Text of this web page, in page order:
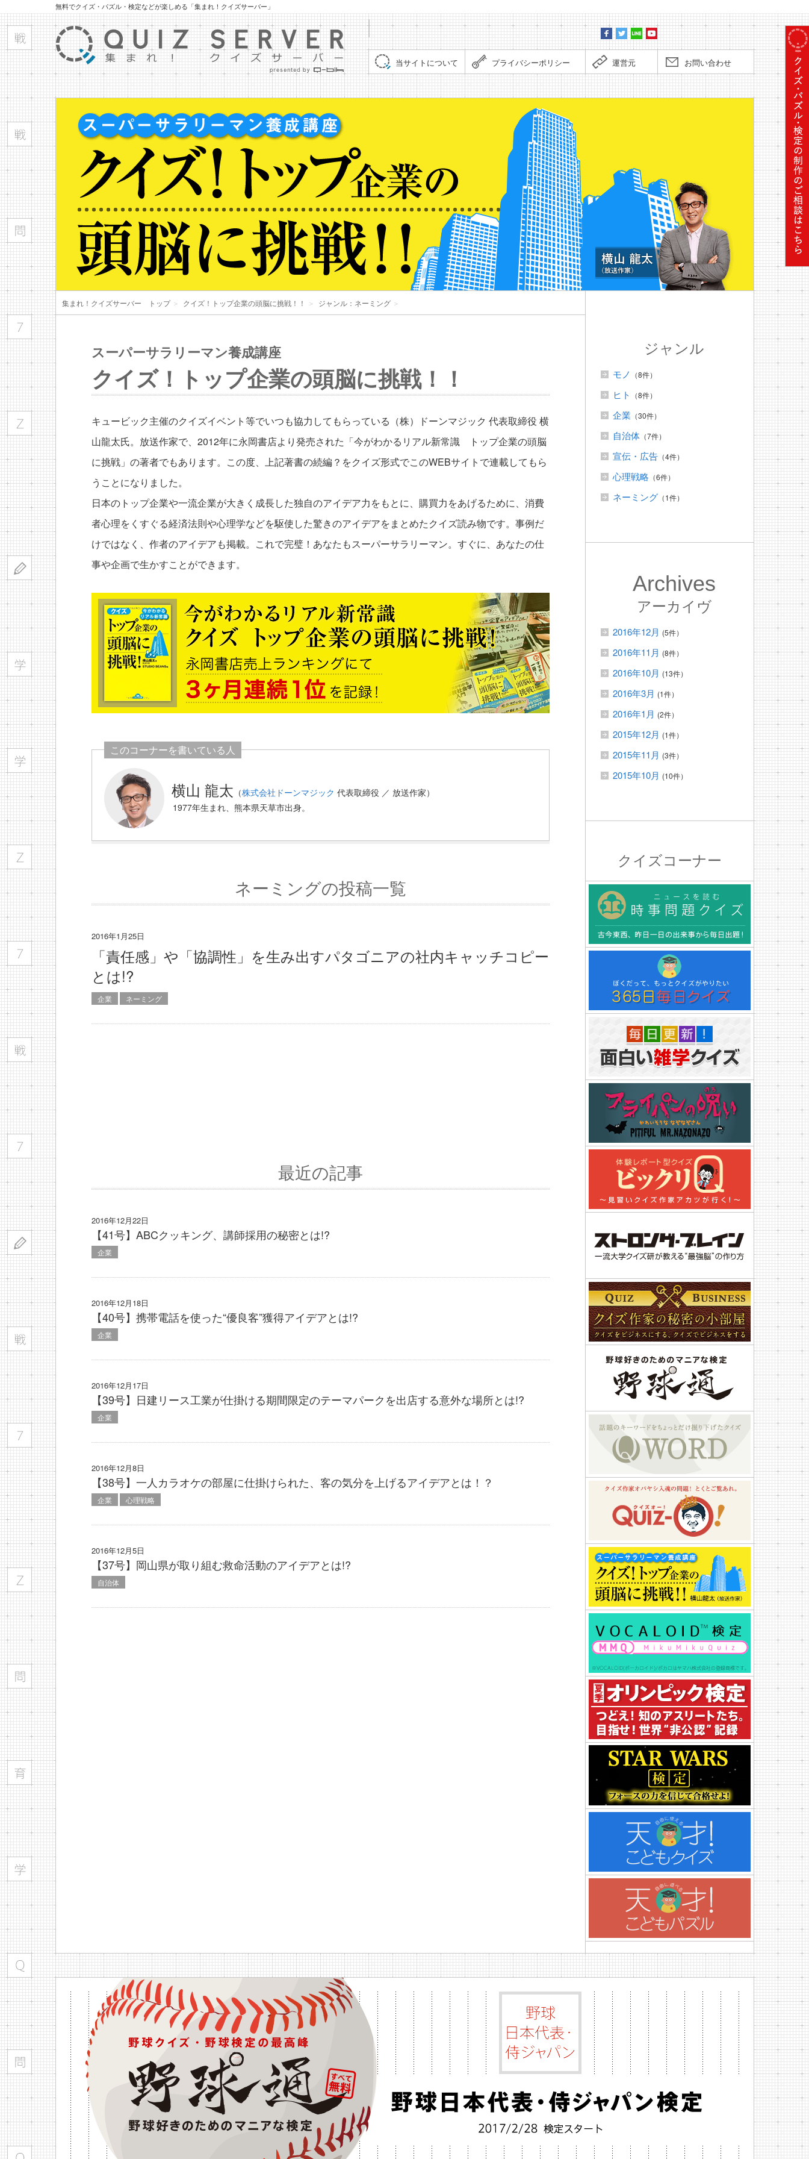
無料でクイズ・パズル・検定などが楽しめる「集まれ！クイズサーバー」
当サイトについて プライバシーポリシー 運営元 お問い合わせ
スー
集まれ！クイズサーバー トップ＞ クイズ！トップ企業の頭脳に挑戦！！ ＞ ジャンル：ネーミング ＞
スーパーサラリーマン養成講座
クイズ！トップ企業の頭脳に挑戦！！
キュービック主催のクイズイベント等でいつも協力してもらっている（株）ドーンマジック 代表取締役 横
山龍太氏。放送作家で、2012年に永岡書店より発売された「今がわかるリアル新常識 トップ企業の頭脳
に挑戦」の著者でもあります。この度、上記著書の続編？をクイズ形式でこのWEBサイトで連載してもら
うことになりました。
日本のトップ企業や一流企業が大きく成長した独自のアイデア力をもとに、購買力をあげるために、消費
者心理をくすぐる経済法則や心理学などを駆使した驚きのアイデアをまとめたクイズ読み物です。事例だ
けではなく、作者のアイデアも掲載。これで完璧！あなたもスーパーサラリーマン。すぐに、あなたの仕
事や企画で生かすことができます。
このコーナーを書いている人
横山 龍太 （株式会社ドーンマジック 代表取締役 ／ 放送作家）
1977年生まれ、熊本県天草市出身。
ネーミングの投稿一覧
2016年1月25日
「責任感」や「協調性」を生み出すパタゴニアの社内キャッチコピー
とは!?
企業 ネーミング
最近の記事
2016年12月22日
【41号】ABCクッキング、講師採用の秘密とは!?
企業
2016年12月18日
【40号】携帯電話を使った“優良客”獲得アイデアとは!?
企業
2016年12月17日
【39号】日建リース工業が仕掛ける期間限定のテーマパークを出店する意外な場所とは!?
企業
2016年12月8日
【38号】一人カラオケの部屋に仕掛けられた、客の気分を上げるアイデアとは！？
企業 心理戦略
2016年12月5日
【37号】岡山県が取り組む救命活動のアイデアとは!?
自治体
ジャンル
モノ （8件）
ヒト （8件）
企業 （30件）
自治体 （7件）
宣伝・広告 （4件）
心理戦略 （6件）
ネーミング （1件）
Archives
アーカイヴ
2016年12月 (5件）
2016年11月 (8件）
2016年10月 (13件）
2016年3月 (1件）
2016年1月 (2件）
2015年12月 (1件）
2015年11月 (3件）
2015年10月 (10件）
クイズコーナー